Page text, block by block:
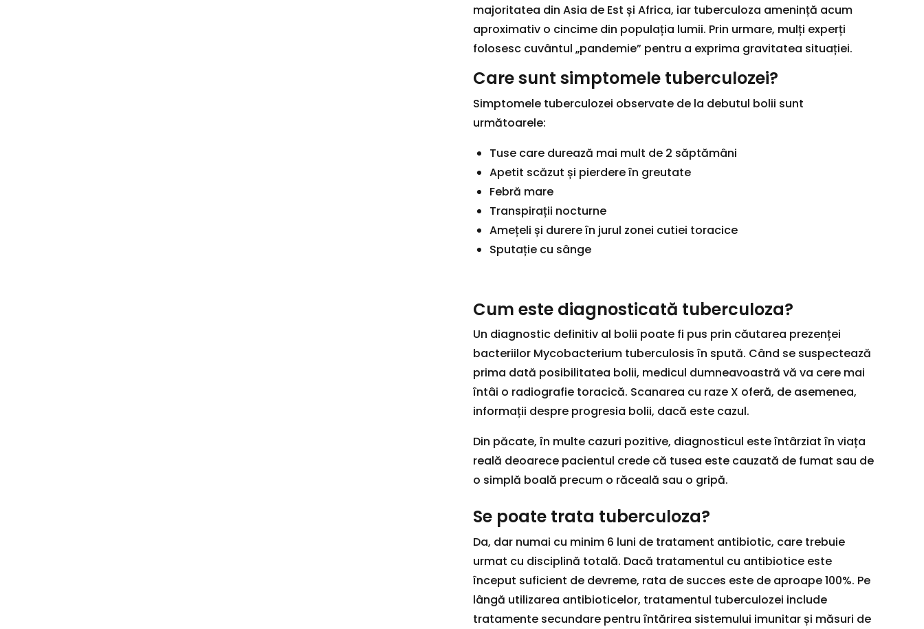
majoritatea din Asia de Est și Africa, iar tuberculoza amenință acum
aproximativ o cincime din populația lumii. Prin urmare, mulți experți
folosesc cuvântul „pandemie” pentru a exprima gravitatea situației.
Care sunt simptomele tuberculozei?
Simptomele tuberculozei observate de la debutul bolii sunt
următoarele:
Tuse care durează mai mult de 2 săptămâni
Apetit scăzut și pierdere în greutate
Febră mare
Transpirații nocturne
Amețeli și durere în jurul zonei cutiei toracice
Sputație cu sânge
Cum este diagnosticată tuberculoza?
Un diagnostic definitiv al bolii poate fi pus prin căutarea prezenței
bacteriilor Mycobacterium tuberculosis în spută. Când se suspectează
prima dată posibilitatea bolii, medicul dumneavoastră vă va cere mai
întâi o radiografie toracică. Scanarea cu raze X oferă, de asemenea,
informații despre progresia bolii, dacă este cazul.
Din păcate, în multe cazuri pozitive, diagnosticul este întârziat în viața
reală deoarece pacientul crede că tusea este cauzată de fumat sau de
o simplă boală precum o răceală sau o gripă.
Se poate trata tuberculoza?
Da, dar numai cu minim 6 luni de tratament antibiotic, care trebuie
urmat cu disciplină totală. Dacă tratamentul cu antibiotice este
început suficient de devreme, rata de succes este de aproape 100%. Pe
lângă utilizarea antibioticelor, tratamentul tuberculozei include
tratamente secundare pentru întărirea sistemului imunitar și măsuri de